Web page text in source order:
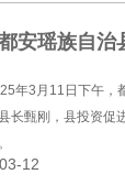
安瑶族自治
年3月11日下午，
长甄刚，县投资促
12